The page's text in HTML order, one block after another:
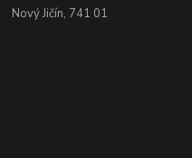
Nový Jičín, 741 01